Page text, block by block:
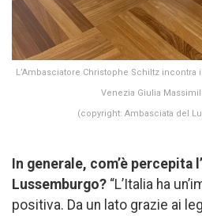
L’Ambasciatore Christophe Schiltz
Venezia Giulia
(copyright: Ambasciata del
In generale, com’è percepita
Lussemburgo? “L’Italia ha
positiva. Da un lato grazie ai